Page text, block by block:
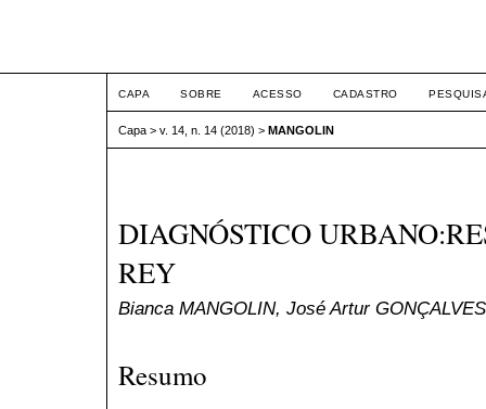
CAPA SOBRE ACESSO CADASTRO
Capa > v. 14, n. 14 (2018) > MANGOLIN
DIAGNÓSTICO
REY
Bianca MANGOLIN, José Artur GONÇALVES
Resumo